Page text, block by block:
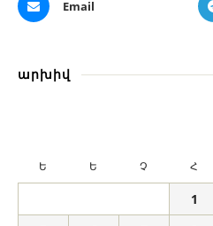
Email
արխիվ
Ե Ե Չ Հ
1